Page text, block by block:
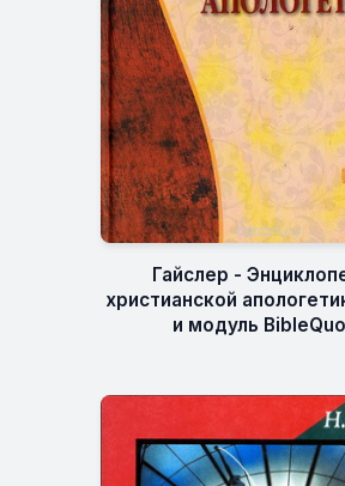
Гайслер -
христианской
и модуль